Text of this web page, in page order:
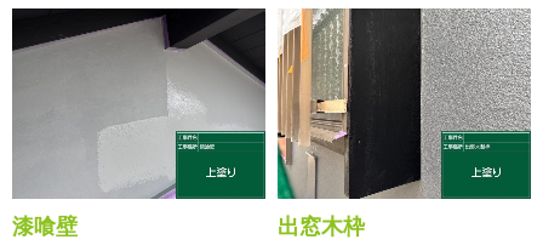
漆喰壁 出窓木枠